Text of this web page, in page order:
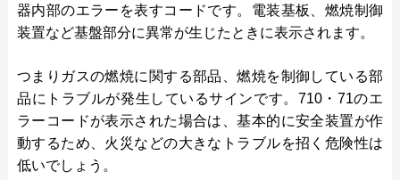
器内部のエラーを表すコードです。電装基板、燃焼制御
装置など基盤部分に異常が生じたときに表示されます。
つまりガスの燃焼に関する部品、燃焼を制御している部
品にトラブルが発生しているサインです。710・71のエ
ラーコードが表示された場合は、基本的に安全装置が作
動するため、火災などの大きなトラブルを招く危険性は
低いでしょう。